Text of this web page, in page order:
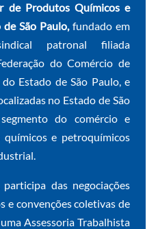
de Produtos Químicos e
São Paulo,fundado em
patronal filiada
do Comércio de
Estado de São Paulo, e
no Estado de São
do comércio e
e petroquímicos
das negocia­ções
e convenções coletivas de
Assessoria Trabalhista